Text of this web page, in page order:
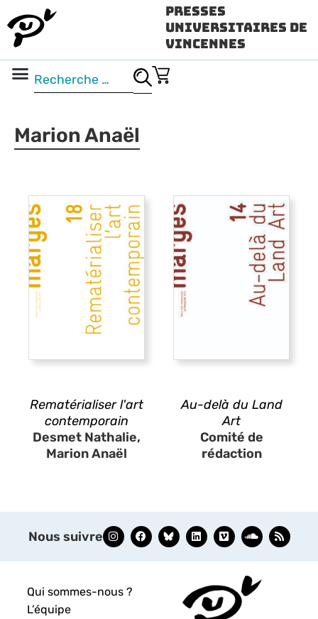
Presses
Universitaires de
Vincennes
Marion Anaël
Rematérialiser l'art
contemporain
Desmet Nathalie,
Marion Anaël
Au-delà du Land
Art
Comité de
rédaction
Nous suivre
Qui sommes-nous ?
L’équipe